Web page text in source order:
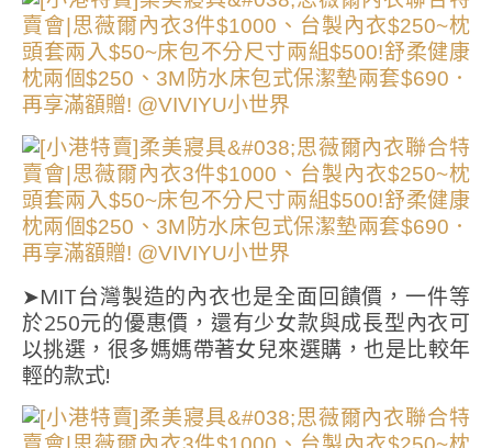
➤MIT台灣製造的內衣也是全面回饋價，一件等
於250元的優惠價，還有少女款與成長型內衣可
以挑選，很多媽媽帶著女兒來選購，也是比較年
輕的款式!